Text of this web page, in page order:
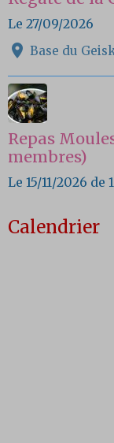
Le 27/09/2026
Base du
Repas
membres)
Le 15/11/2026 de
Calendrier